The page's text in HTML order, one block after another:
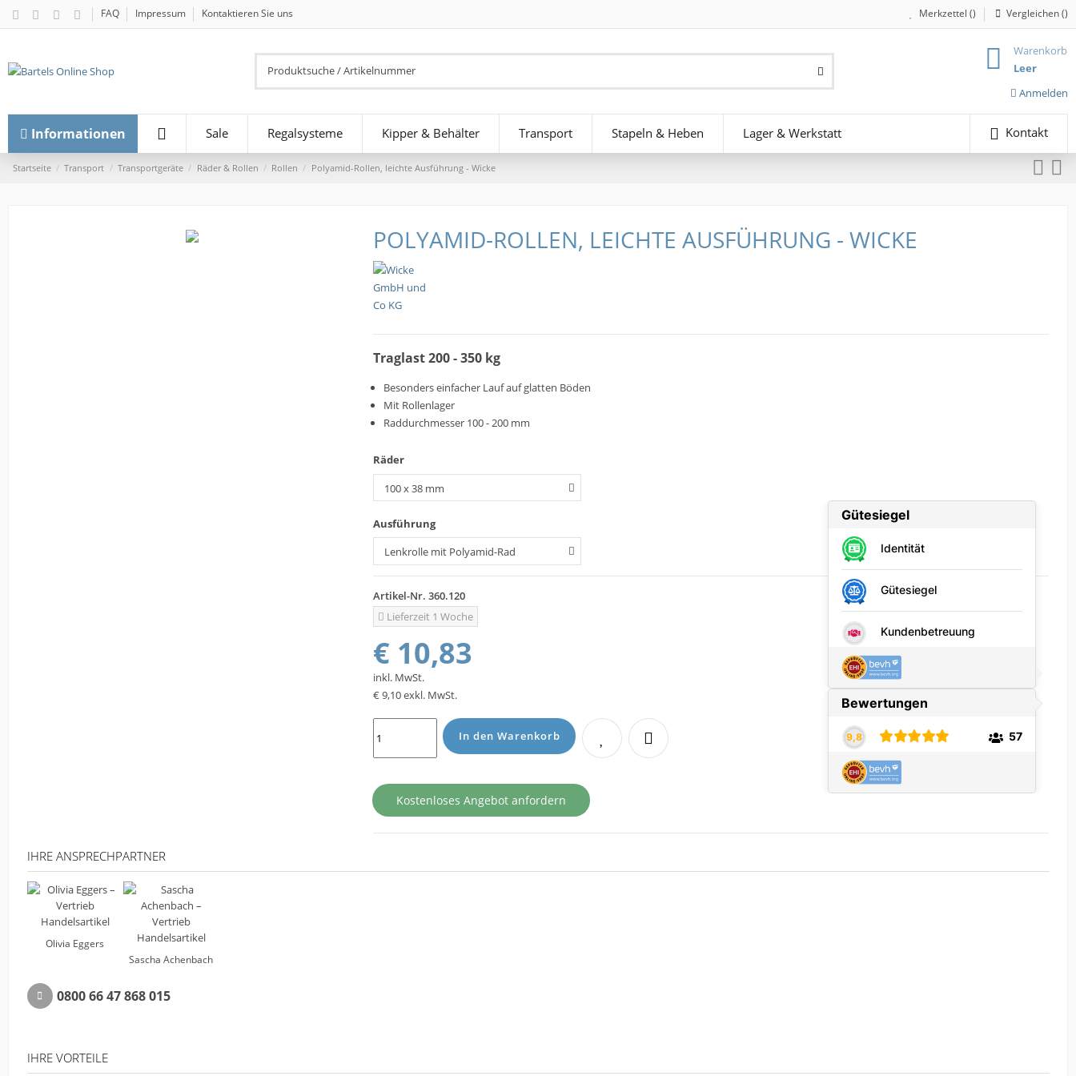
FAQ Impressum Kontaktieren Sie uns Merkzettel () Vergleichen ()
Warenkorb
Leer
Anmelden
Informationen Sale Regalsysteme Kipper & Behälter Transport Stapeln & Heben Lager & Werkstatt Kontakt
Startseite Transport Transportgeräte Räder & Rollen Rollen Polyamid-Rollen, leichte Ausführung - Wicke
POLYAMID-ROLLEN, LEICHTE AUSFÜHRUNG - WICKE
Traglast 200 - 350 kg
Besonders einfacher Lauf auf glatten Böden
Mit Rollenlager
Raddurchmesser 100 - 200 mm
Räder
Ausführung
Artikel-Nr. 360.120
Lieferzeit 1 Woche
€ 10,83
inkl. MwSt.
€ 9,10exkl. MwSt.
In den Warenkorb
Kostenloses Angebot anfordern
IHRE ANSPRECHPARTNER
Olivia Eggers
Sascha Achenbach
0800 66 47 868 015
IHRE VORTEILE